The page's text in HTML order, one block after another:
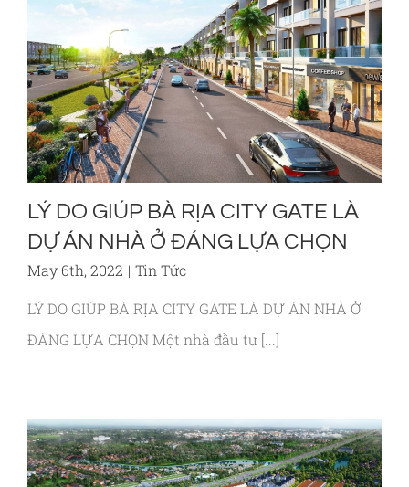
LÝ DO GIÚP BÀ RỊA CITY GATE LÀ
DỰ ÁN NHÀ Ở ĐÁNG LỰA CHỌN
May 6th, 2022 | Tin Tức
LÝ DO GIÚP BÀ RỊA CITY GATE LÀ DỰ ÁN NHÀ Ở
ĐÁNG LỰA CHỌN Một nhà đầu tư [...]